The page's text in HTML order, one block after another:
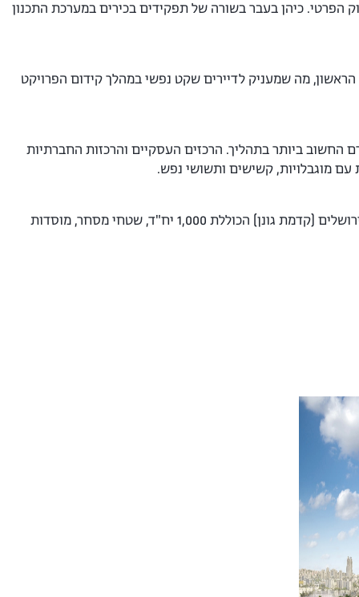
הציבורית ובשוק הפרטי. כיהן בעבר בשורה של תפקידים בכירים במערכת התכנון
מה שמעניק לדיירים שקט נפשי במהלך קידום הפרויקט
החשוב ביותר בתהליך. הרכזים העסקיים והרכזות החברתיות
עם מוגבלויות, קשישים ותשושי נפש.
החברה אישרה תשע תוכניות בניין עיר בתוך חמש שנים, ביניהן אישור התוכנית הגדולה ביותר בירושלים (קדמת גונן) הכוללת 1,000 יח"ד, שטחי מסחר, מוסדות